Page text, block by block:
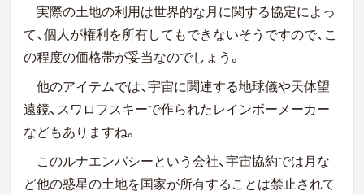
実際の土地の利用は世界的な月に関する協定によっ
て、個人が権利を所有してもできないそうですので、こ
の程度の価格帯が妥当なのでしょう。
他のアイテムでは、宇宙に関連する地球儀や天体望
遠鏡、スワロフスキーで作られたレインボーメーカー
などもありますね。
このルナエンバシーという会社、宇宙協約では月な
ど他の惑星の土地を国家が所有することは禁止されて